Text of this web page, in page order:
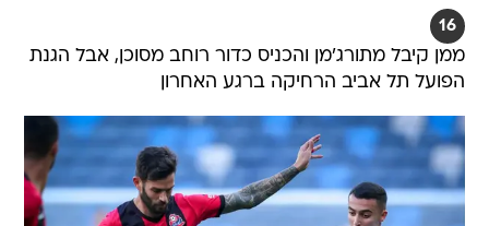
16
ממן קיבל מתורג'מן והכניס כדור רוחב מסוכן, אבל הגנת
הפועל תל אביב הרחיקה ברגע האחרון